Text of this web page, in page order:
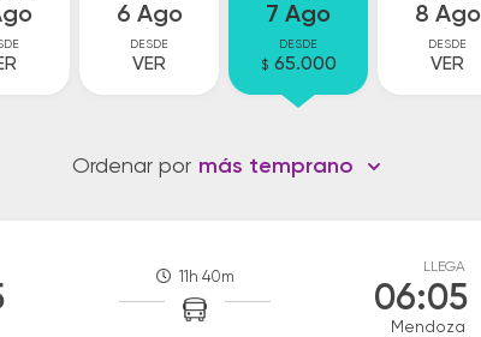
6 Ago
DESDE
VER
7 Ago
DESDE
$ 65.000
8 Ago
DESDE
VER
Ordenar por más temprano
11h 40m
LLEGA
06:05
Mendoza